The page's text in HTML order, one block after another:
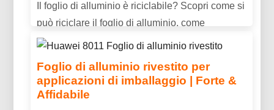
Usi & Vantaggi spiegati
elettrica dell'alluminio, vantaggi chiave, e
perché è ampiamente utilizzato nella
trasmissione di potenza e nelle applicazioni
industriali.
Il foglio di alluminio è riciclabile? Scopri come si
può riciclare il foglio di alluminio, come
prepararlo correttamente, e perché il riciclaggio
Foglio di alluminio rivestito per
applicazioni di imballaggio | Forte &
Affidabile